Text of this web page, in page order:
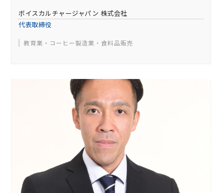
ボイスカルチャージャパン 株式会社
代表取締役
教育業・コーヒー製造業・食料品販売